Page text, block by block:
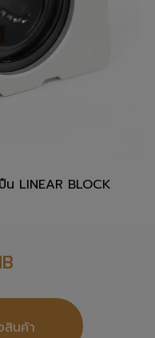
LINEAR BLOCK
สินค้า